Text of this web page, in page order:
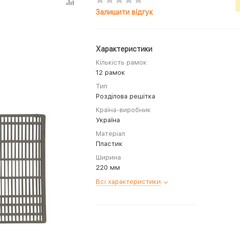
Залишити відгук
Характеристики
Кількість рамок
12 рамок
Тип
Розділова решітка
Країна-виробник
Україна
Матеріал
Пластик
Ширина
220 мм
Всі характеристики